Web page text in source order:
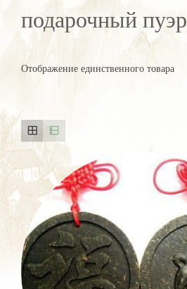
подарочный пуэр
Отображение единственного товара